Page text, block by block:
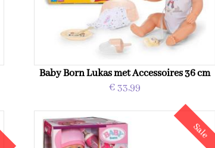
Baby Born Lukas met Accessoires 36 cm
€ 33,99
Sale